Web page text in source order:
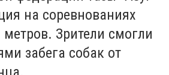
на соревнованиях
метров. Зрители смогли
забега собак от